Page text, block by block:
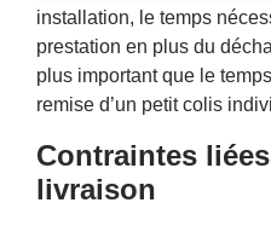
installation, le temps
prestation en plus du
plus important que le
remise d’un petit colis
Contraintes
livraison